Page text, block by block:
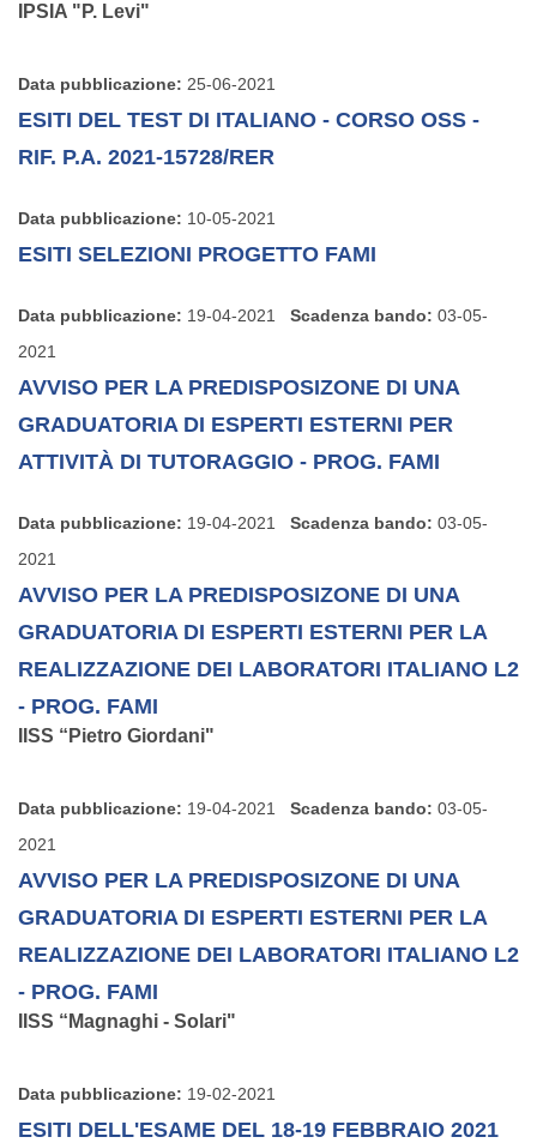
IPSIA "P. Levi"
Data pubblicazione: 25-06-2021
ESITI DEL TEST DI ITALIANO - CORSO OSS -
RIF. P.A. 2021-15728/RER
Data pubblicazione: 10-05-2021
ESITI SELEZIONI PROGETTO FAMI
Data pubblicazione: 19-04-2021 Scadenza bando: 03-05-
2021
AVVISO PER LA PREDISPOSIZONE DI UNA
GRADUATORIA DI ESPERTI ESTERNI PER
ATTIVITÀ DI TUTORAGGIO - PROG. FAMI
Data pubblicazione: 19-04-2021 Scadenza bando: 03-05-
2021
AVVISO PER LA PREDISPOSIZONE DI UNA
GRADUATORIA DI ESPERTI ESTERNI PER LA
REALIZZAZIONE DEI LABORATORI ITALIANO L2
- PROG. FAMI
IISS “Pietro Giordani"
Data pubblicazione: 19-04-2021 Scadenza bando: 03-05-
2021
AVVISO PER LA PREDISPOSIZONE DI UNA
GRADUATORIA DI ESPERTI ESTERNI PER LA
REALIZZAZIONE DEI LABORATORI ITALIANO L2
- PROG. FAMI
IISS “Magnaghi - Solari"
Data pubblicazione: 19-02-2021
ESITI DELL'ESAME DEL 18-19 FEBBRAIO 2021